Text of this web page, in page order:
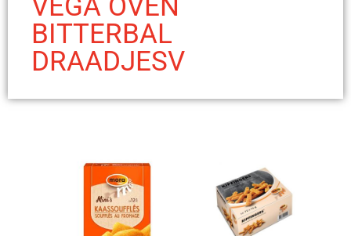
VEGA OVEN
BITTERBAL
DRAADJESV